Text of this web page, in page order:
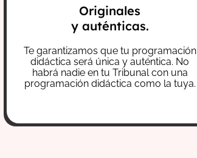
Originales
y auténticas.
Te garantizamos que tu programación
didáctica será única y auténtica. No
habrá nadie en tu Tribunal con una
programación didáctica como la tuya.